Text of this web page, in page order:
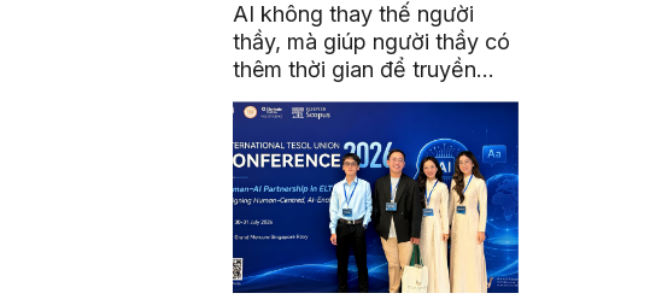
AI không thay thế người
thầy, mà giúp người thầy có
thêm thời gian để truyền
cảm hứng